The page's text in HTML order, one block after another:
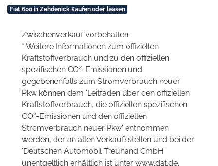
Fiat 600 in Zehdenick Kaufen oder leasen
Zwischenverkauf vorbehalten.
* Weitere Informationen zum offiziellen
Kraftstoffverbrauch und zu den offiziellen
spezifischen CO2-Emissionen und
gegebenenfalls zum Stromverbrauch neuer
Pkw können dem 'Leitfaden über den offiziellen
Kraftstoffverbrauch, die offiziellen spezifischen
CO2-Emissionen und den offiziellen
Stromverbrauch neuer Pkw' entnommen
werden, der an allen Verkaufsstellen und bei der
'Deutschen Automobil Treuhand GmbH'
unentgeltlich erhältlich ist unter www.dat.de.